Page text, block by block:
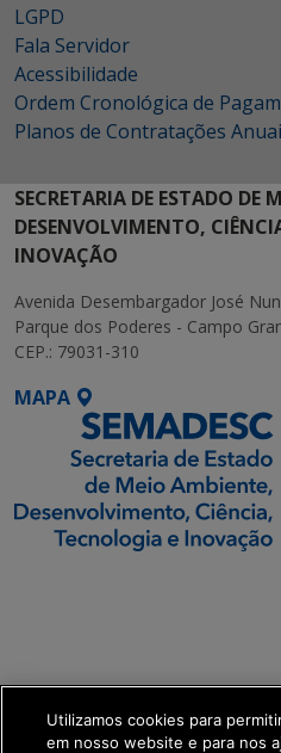
LGPD
Fala Servidor
Acessibilidade
Ordem Cronológica de
Planos de Contratações
SECRETARIA DE ESTADO DE
DESENVOLVIMENTO,
INOVAÇÃO
Avenida Desembargador José
Parque dos Poderes - Campo
CEP.: 79031-310
MAPA
Utilizamos cookies para
em nosso website e para nos